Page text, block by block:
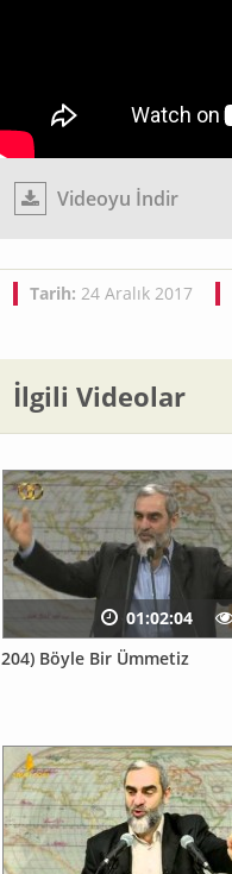
Videoyu İndir
Tarih: 24 Aralık 2017
İlgili Videolar
204) Böyle Bir Ümmetiz
01:02:04